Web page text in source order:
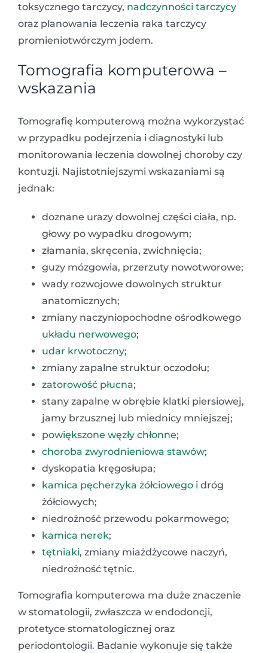
toksycznego tarczycy, nadczynności tarczycy
oraz planowania leczenia raka tarczycy
promieniotwórczym jodem.
Tomografia komputerowa –
wskazania
Tomografię komputerową można wykorzystać
w przypadku podejrzenia i diagnostyki lub
monitorowania leczenia dowolnej choroby czy
kontuzji. Najistotniejszymi wskazaniami są
jednak:
doznane urazy dowolnej części ciała, np.
głowy po wypadku drogowym;
złamania, skręcenia, zwichnięcia;
guzy mózgowia, przerzuty nowotworowe;
wady rozwojowe dowolnych struktur
anatomicznych;
zmiany naczyniopochodne ośrodkowego
układu nerwowego;
udar krwotoczny;
zmiany zapalne struktur oczodołu;
zatorowość płucna;
stany zapalne w obrębie klatki piersiowej,
jamy brzusznej lub miednicy mniejszej;
powiększone węzły chłonne;
choroba zwyrodnieniowa stawów;
dyskopatia kręgosłupa;
kamica pęcherzyka żółciowego i dróg
żółciowych;
niedrożność przewodu pokarmowego;
kamica nerek;
tętniaki, zmiany miażdżycowe naczyń,
niedrożność tętnic.
Tomografia komputerowa ma duże znaczenie
w stomatologii, zwłaszcza w endodoncji,
protetyce stomatologicznej oraz
periodontologii. Badanie wykonuje się także